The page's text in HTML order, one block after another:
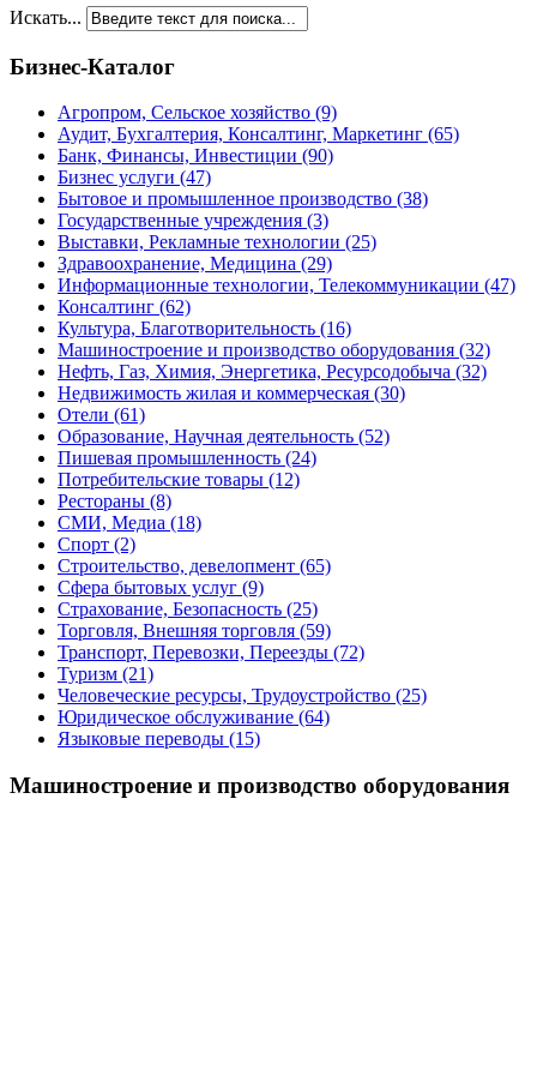
Искать...
Бизнес-Каталог
Агропром, Сельское хозяйство (9)
Аудит, Бухгалтерия, Консалтинг, Маркетинг (65)
Банк, Финансы, Инвестиции (90)
Бизнес услуги (47)
Бытовое и промышленное производство (38)
Государственные учреждения (3)
Выставки, Рекламные технологии (25)
Здравоохранение, Медицина (29)
Информационные технологии, Телекоммуникации (47)
Консалтинг (62)
Культура, Благотворительность (16)
Машиностроение и производство оборудования (32)
Нефть, Газ, Химия, Энергетика, Ресурсодобыча (32)
Недвижимость жилая и коммерческая (30)
Отели (61)
Образование, Научная деятельность (52)
Пишевая промышленность (24)
Потребительские товары (12)
Рестораны (8)
СМИ, Медиа (18)
Спорт (2)
Строительство, девелопмент (65)
Сфера бытовых услуг (9)
Страхование, Безопасность (25)
Торговля, Внешняя торговля (59)
Транспорт, Перевозки, Переезды (72)
Туризм (21)
Человеческие ресурсы, Трудоустройство (25)
Юридическое обслуживание (64)
Языковые переводы (15)
Машиностроение и производство оборудования